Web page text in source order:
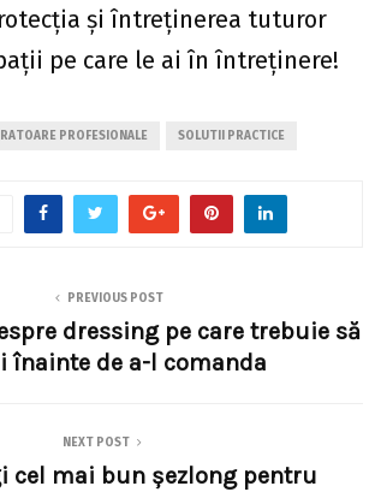
și întreținerea tuturor
pe care le ai în întreținere!
PROFESIONALE SOLUTII PRACTICE
PREVIOUS POST
dressing pe care trebuie să
înainte de a-l comanda
NEXT POST
cel mai bun şezlong pentru